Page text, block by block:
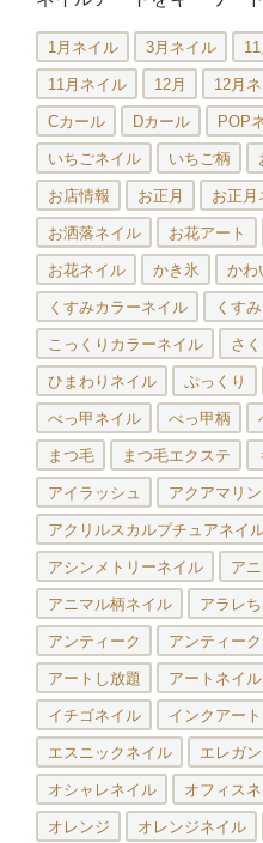
1月ネイル 3月ネイル
11月ネイル 12月 12月
Cカール Dカール POP
いちごネイル いちご柄
お店情報 お正月 お正月
お洒落ネイル お花アート
お花ネイル かき氷 かわ
くすみカラーネイル くす
こっくりカラーネイル さ
ひまわりネイル ぷっくり
べっ甲ネイル べっ甲柄
まつ毛 まつ毛エクステ
アイラッシュ アクアマリン
アクリルスカルプチュアネイ
アシンメトリーネイル ア
アニマル柄ネイル アラレ
アンティーク アンティー
アートし放題 アートネイル
イチゴネイル インクアート
エスニックネイル エレガン
オシャレネイル オフィス
オレンジ オレンジネイル